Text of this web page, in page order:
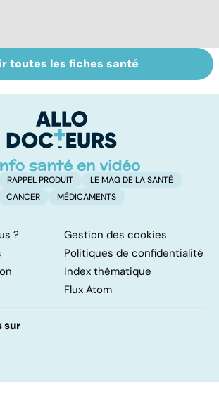
Muscler ses
abdos pour
ventre plat
toutes les fiches santé
RAPPEL PRODUIT
LE MAG DE LA SANTÉ
CANCER
MÉDICAMENTS
?
Gestion des cookies
Politiques de confidentialité
Index thématique
Flux Atom
sur